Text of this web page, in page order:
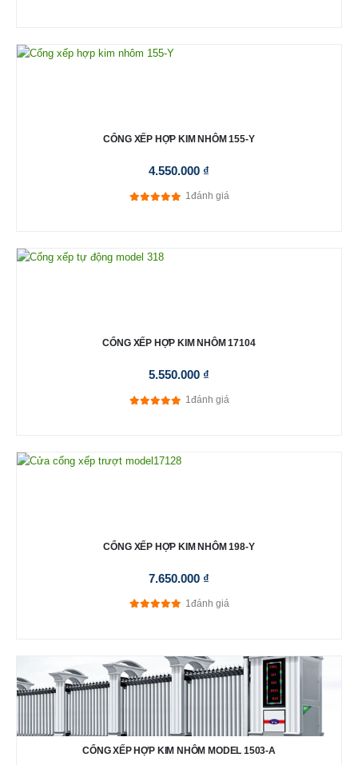
CỔNG XẾP HỢP KIM NHÔM 155-Y
4.550.000 ₫
1đánh giá
CỔNG XẾP HỢP KIM NHÔM 17104
5.550.000 ₫
1đánh giá
CỔNG XẾP HỢP KIM NHÔM 198-Y
7.650.000 ₫
1đánh giá
CỔNG XẾP HỢP KIM NHÔM MODEL 1503-A